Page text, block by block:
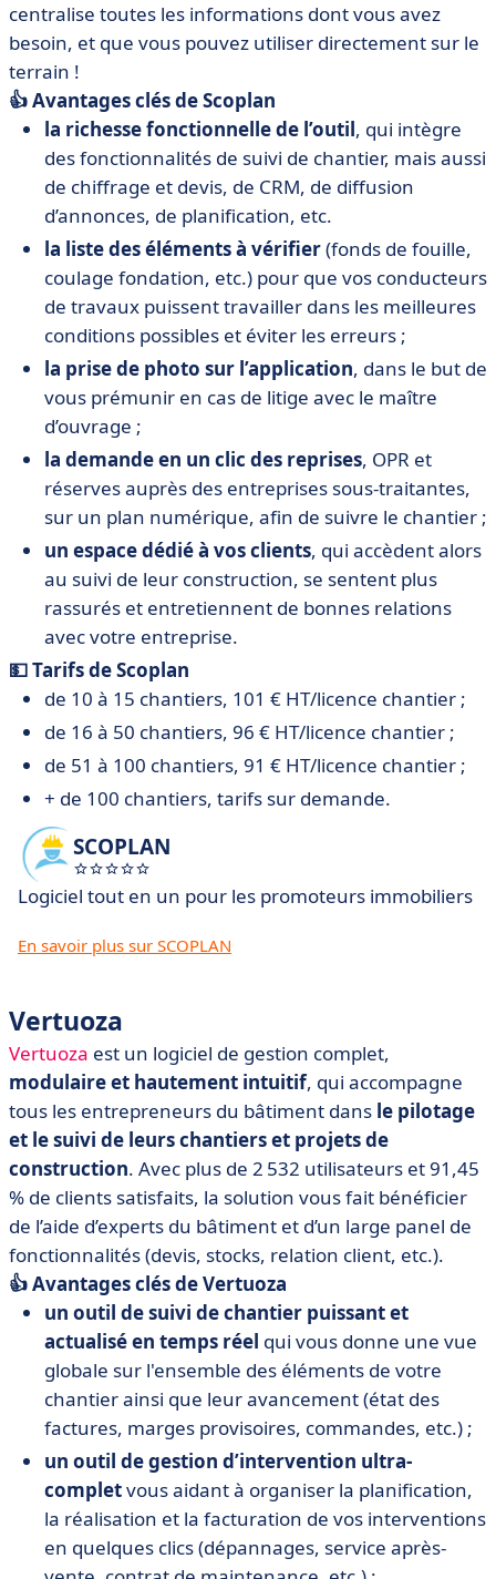
centralise toutes les informations dont vous avez
besoin, et que vous pouvez utiliser directement sur le
terrain !
👍 Avantages clés de Scoplan
la richesse fonctionnelle de l’outil, qui intègre
des fonctionnalités de suivi de chantier, mais aussi
de chiffrage et devis, de CRM, de diffusion
d’annonces, de planification, etc.
la liste des éléments à vérifier(fonds de fouille,
coulage fondation, etc.) pour que vos conducteurs
de travaux puissent travailler dans les meilleures
conditions possibles et éviter les erreurs ;
la prise de photo sur l’application, dans le but de
vous prémunir en cas de litige avec le maître
d’ouvrage ;
la demande en un clic des reprises, OPR et
réserves auprès des entreprises sous-traitantes,
sur un plan numérique, afin de suivre le chantier ;
un espace dédié à vos clients, qui accèdent alors
au suivi de leur construction, se sentent plus
rassurés et entretiennent de bonnes relations
avec votre entreprise.
💵 Tarifs de Scoplan
de 10 à 15 chantiers, 101 € HT/licence chantier ;
de 16 à 50 chantiers, 96 € HT/licence chantier ;
de 51 à 100 chantiers, 91 € HT/licence chantier ;
+ de 100 chantiers, tarifs sur demande.
SCOPLAN
Logiciel tout en un pour les promoteurs immobiliers
En savoir plus sur SCOPLAN
Vertuoza
Vertuoza est un logiciel de gestion complet,
modulaire et hautement intuitif, qui accompagne
tous les entrepreneurs du bâtiment dans le pilotage
et le suivi de leurs chantiers et projets de
construction. Avec plus de 2 532 utilisateurs et 91,45
% de clients satisfaits, la solution vous fait bénéficier
de l’aide d’experts du bâtiment et d’un large panel de
fonctionnalités (devis, stocks, relation client, etc.).
👍 Avantages clés de Vertuoza
un outil de suivi de chantier puissant et
actualisé en temps réel qui vous donne une vue
globale sur l'ensemble des éléments de votre
chantier ainsi que leur avancement (état des
factures, marges provisoires, commandes, etc.) ;
un outil de gestion d’intervention ultra-
completvous aidant à organiser la planification,
la réalisation et la facturation de vos interventions
en quelques clics (dépannages, service après-